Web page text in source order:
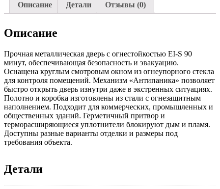
Описание Детали Отзывы (0)
Описание
Прочная металлическая дверь с огнестойкостью EI-S 90
минут, обеспечивающая безопасность и эвакуацию.
Оснащена круглым смотровым окном из огнеупорного стекла
для контроля помещений. Механизм «Антипаника» позволяет
быстро открыть дверь изнутри даже в экстренных ситуациях.
Полотно и коробка изготовлены из стали с огнезащитным
наполнением. Подходит для коммерческих, промышленных и
общественных зданий. Герметичный притвор и
терморасширяющиеся уплотнители блокируют дым и пламя.
Доступны разные варианты отделки и размеры под
требования объекта.
Детали